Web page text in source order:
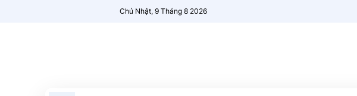
Chủ Nhật, 9 Tháng 8 2026